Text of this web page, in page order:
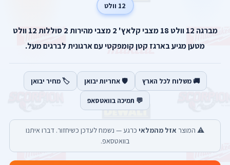
12 וולט
מברגה 12 וולט 18 מצבי קלאץ' 2 מצבי מהירות 2 סוללות 12 וולט
מטען מגיע בארגז קטן קומפקטי עם ארגונית לברגים מעל.
🚚 משלוח לכל הארץ 🛡️ אחריות יבואן 🏷️ מחיר יבואן
💬 תמיכה בוואטסאפ
⚠️ המוצר אזל מהמלאי כרגע — נשמח לעדכן כשיחזור. דברו איתנו
בוואטסאפ.